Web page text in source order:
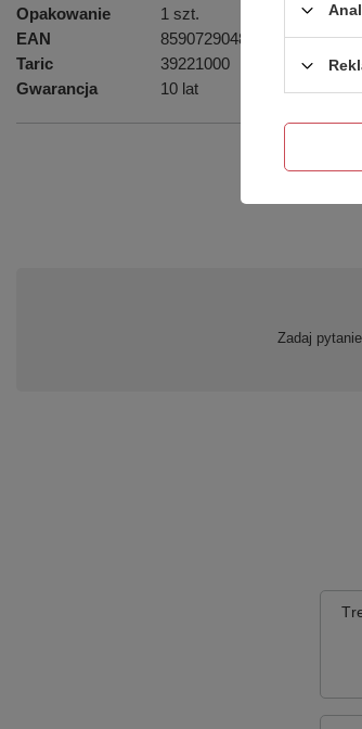
Opakowanie
1 szt.
EAN
8590729048619
Taric
39221000
Gwarancja
10 lat
Zadaj